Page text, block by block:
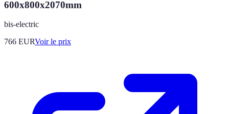
600x800x2070mm
bis-electric
766 EURVoir le prix